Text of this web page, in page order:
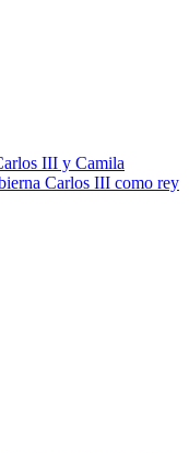
III y Camila
Carlos III como rey